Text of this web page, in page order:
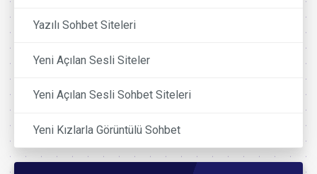
Yazılı Sohbet Siteleri
Yeni Açılan Sesli Siteler
Yeni Açılan Sesli Sohbet Siteleri
Yeni Kızlarla Görüntülü Sohbet